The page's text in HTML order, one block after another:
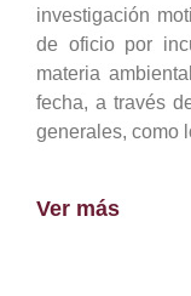
investigación
de oficio por
materia
fecha, a través
generales, como
Ver más